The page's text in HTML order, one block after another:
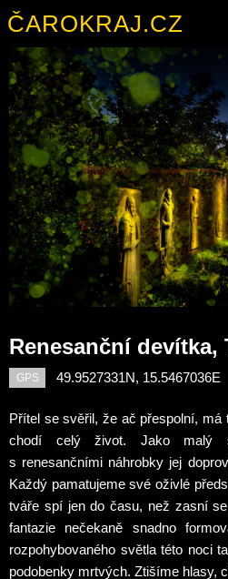
ČAROKRAJ.CZ
Renesanční devítka,
GPS 49.9527331N, 15.5467036E
Přítel se svěřil, že ač přespolní,
chodí celý život. Jako
s renesančními náhrobky jej
Každý pamatujeme své oživlé
tváře spí jen do času, než zasní
fantazie nečekaně snadno
rozpohybovaného světla této noci
podobenky mrtvých. Ztišíme hlasy,